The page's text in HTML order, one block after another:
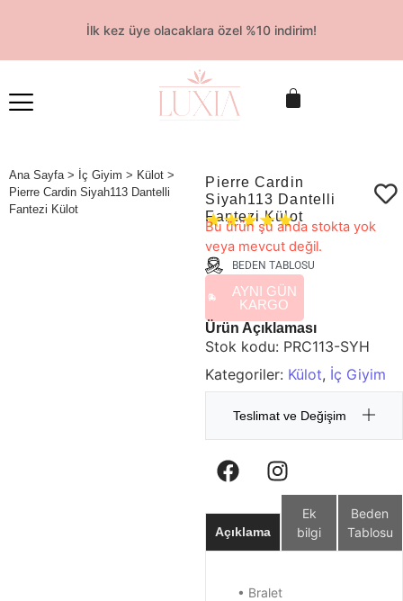
İlk kez üye olacaklara özel %10 indirim!
Ana Sayfa > İç Giyim > Külot >
Pierre Cardin Siyah113 Dantelli
Fantezi Külot
Pierre Cardin
Siyah113 Dantelli
Fantezi Külot
☆☆☆☆☆
Bu ürün şu anda stokta yok
veya mevcut değil.
BEDEN TABLOSU
AYNI GÜN
KARGO
Ürün Açıklaması
Stok kodu: PRC113-SYH
Kategoriler: Külot, İç Giyim
Teslimat ve Değişim
Açıklama
Ek
bilgi
Beden
Tablosu
• Bralet